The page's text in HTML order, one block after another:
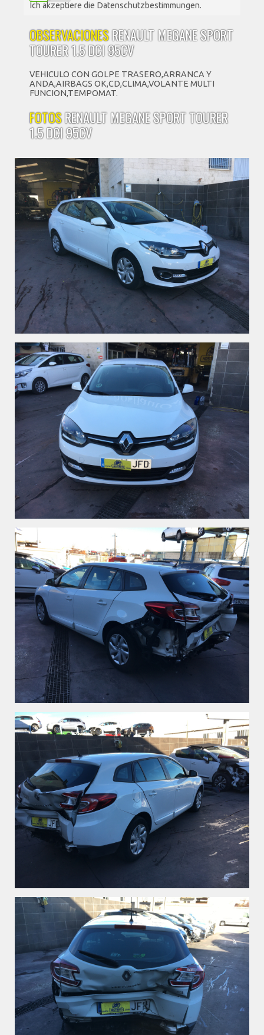
Ich akzeptiere die Datenschutzbestimmungen.
OBSERVACIONESRENAULT MEGANE SPORT
TOURER 1.5 DCI 95CV
VEHICULO CON GOLPE TRASERO,ARRANCA Y
ANDA,AIRBAGS OK,CD,CLIMA,VOLANTE MULTI
FUNCION,TEMPOMAT.
FOTOSRENAULT MEGANE SPORT TOURER
1.5 DCI 95CV